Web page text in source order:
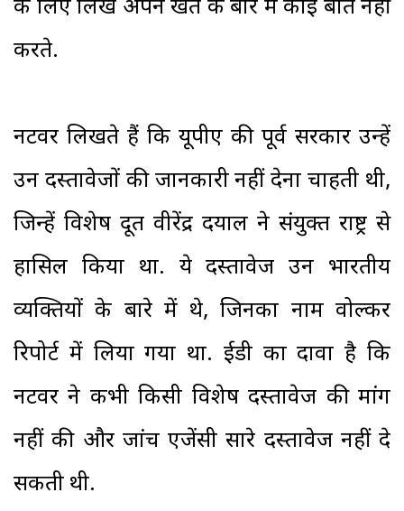
के लिए लिखे अपने खत के बारे में कोई बात नहीं
करते.
नटवर लिखते हैं कि यूपीए की पूर्व सरकार उन्हें
उन दस्तावेजों की जानकारी नहीं देना चाहती थी,
जिन्हें विशेष दूत वीरेंद्र दयाल ने संयुक्त राष्ट्र से
हासिल किया था. ये दस्तावेज उन भारतीय
व्यक्तियों के बारे में थे, जिनका नाम वोल्कर
रिपोर्ट में लिया गया था. ईडी का दावा है कि
नटवर ने कभी किसी विशेष दस्तावेज की मांग
नहीं की और जांच एजेंसी सारे दस्तावेज नहीं दे
सकती थी.